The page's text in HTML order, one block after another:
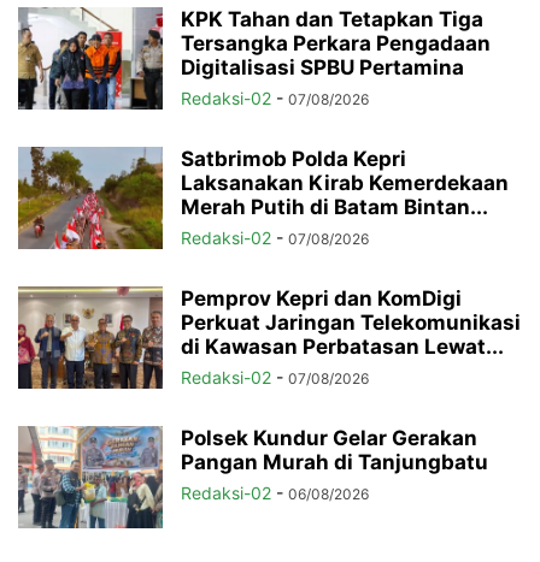
KPK Tahan dan Tetapkan Tiga
Tersangka Perkara Pengadaan
Digitalisasi SPBU Pertamina
Redaksi-02 - 07/08/2026
Satbrimob Polda Kepri
Laksanakan Kirab Kemerdekaan
Merah Putih di Batam Bintan...
Redaksi-02 - 07/08/2026
Pemprov Kepri dan KomDigi
Perkuat Jaringan Telekomunikasi
di Kawasan Perbatasan Lewat...
Redaksi-02 - 07/08/2026
Polsek Kundur Gelar Gerakan
Pangan Murah di Tanjungbatu
Redaksi-02 - 06/08/2026